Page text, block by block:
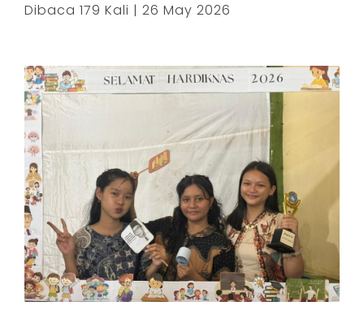
Dibaca 179 Kali | 26 May 2026